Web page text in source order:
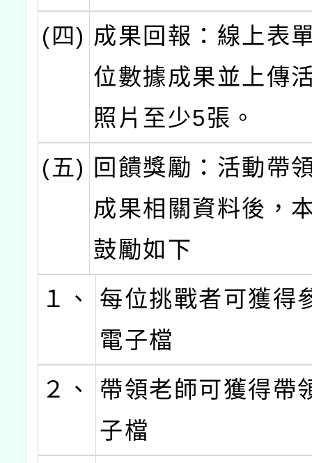
(四) 成果回報：線上表
位數據成果並上傳
照片至少5張。
(五) 回饋獎勵：活動帶
成果相關資料後，
鼓勵如下
１、
每位挑戰者可獲得
電子檔
２、
帶領老師可獲得帶
子檔